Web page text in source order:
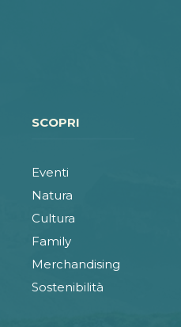
SCOPRI
Eventi
Natura
Cultura
Family
Merchandising
Sostenibilità